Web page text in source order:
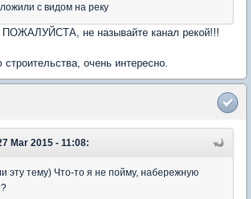
с видом на реку
ПОЖАЛУЙСТА, не называйте канал рекой!!!
очень интересно.
Mar 2015 - 11:08:
эту тему) Что-то я не пойму, набережную